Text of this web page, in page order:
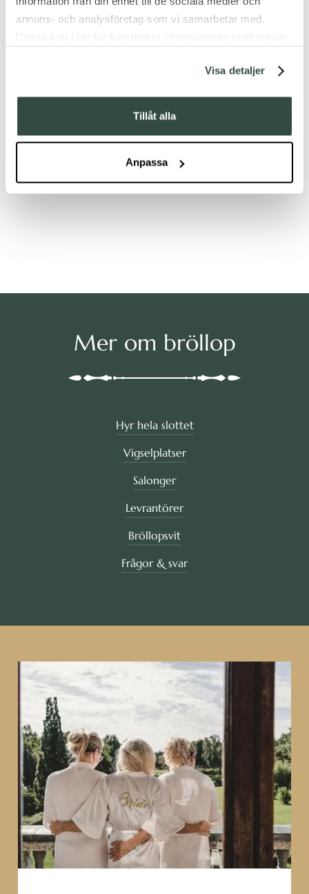
annons- och analysföretag som vi samarbetar med.
samlat in när du har använt deras tjänster.Visa detaljer
Tillåt alla
Anpassa
Mer om bröllop
Hyr hela slottet
Vigselplatser
Salonger
Levrantörer
Bröllopsvit
Frågor & svar